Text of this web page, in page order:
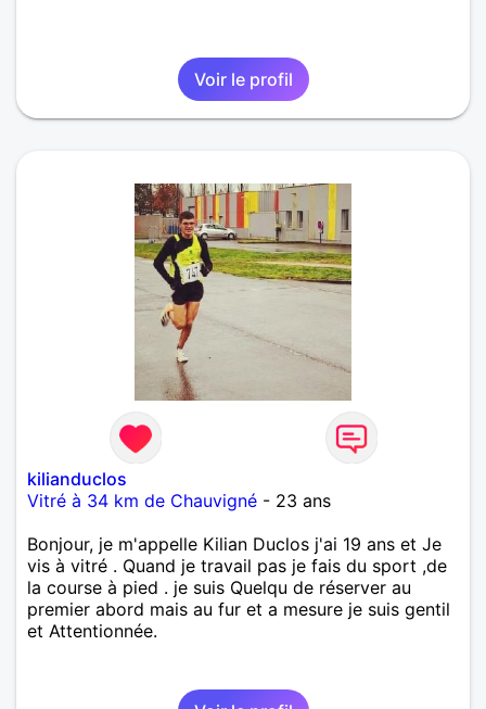
Voir le profil
kilianduclos
Vitré à 34 km de Chauvigné - 23 ans
Bonjour, je m'appelle Kilian Duclos j'ai 19 ans et Je
vis à vitré . Quand je travail pas je fais du sport ,de
la course à pied . je suis Quelqu de réserver au
premier abord mais au fur et a mesure je suis gentil
et Attentionnée.